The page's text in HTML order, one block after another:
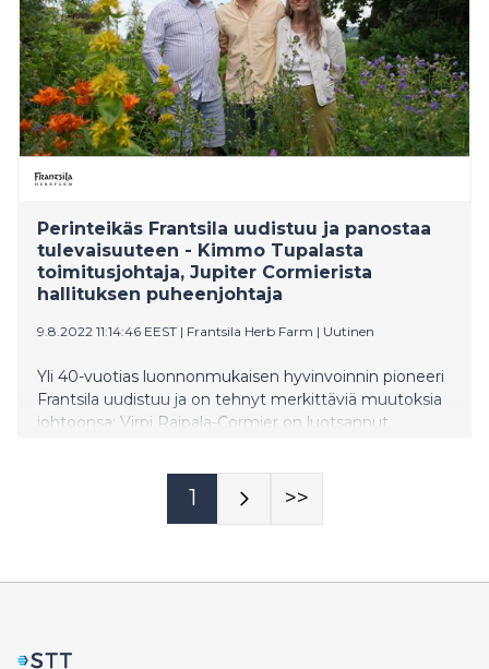
Perinteikäs Frantsila uudistuu ja panostaa
tulevaisuuteen - Kimmo Tupalasta
toimitusjohtaja, Jupiter Cormierista
hallituksen puheenjohtaja
9.8.2022 11:14:46 EEST | Frantsila Herb Farm | Uutinen
Yli 40-vuotias luonnonmukaisen hyvinvoinnin pioneeri
Frantsila uudistuu ja on tehnyt merkittäviä muutoksia
johtoonsa: Virpi Raipala-Cormier on luotsannut
poikansa Jupiter Cormier on nimetty uudeksi
perheen ulkopuolinen, KTM Kimmo Tupala.
1 >>